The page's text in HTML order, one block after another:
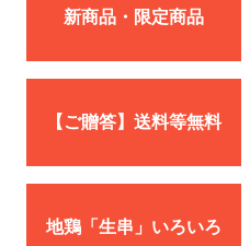
新商品・限定商品
【ご贈答】送料等無料
地鶏「生串」いろいろ